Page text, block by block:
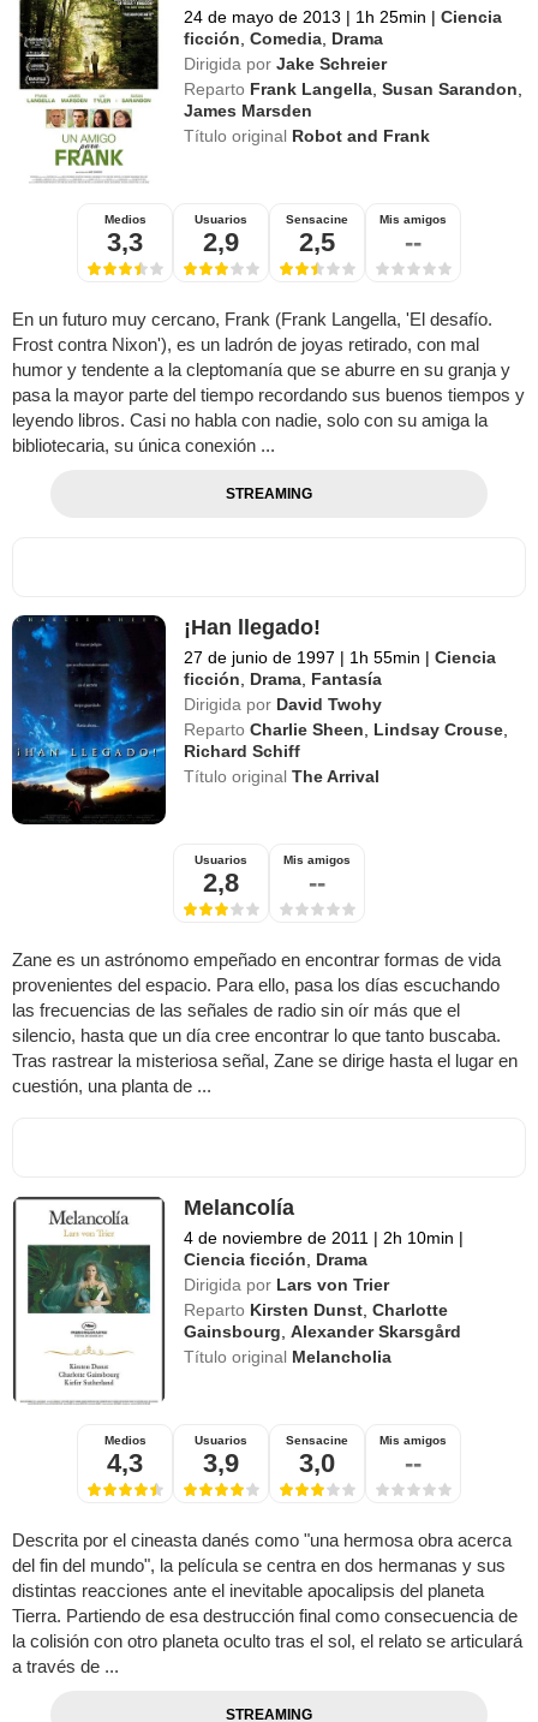
24 de mayo de 2013 | 1h 25min | Ciencia
ficción,Comedia, Drama
Dirigida por Jake Schreier
Reparto Frank Langella,Susan Sarandon,
James Marsden
Título original Robot and Frank
Medios
3,3
Usuarios
2,9
Sensacine
2,5
Mis amigos
--
En un futuro muy cercano, Frank (Frank Langella, 'El desafío.
Frost contra Nixon'), es un ladrón de joyas retirado, con mal
humor y tendente a la cleptomanía que se aburre en su granja y
pasa la mayor parte del tiempo recordando sus buenos tiempos y
leyendo libros. Casi no habla con nadie, solo con su amiga la
bibliotecaria, su única conexión ...
STREAMING
¡Han llegado!
27 de junio de 1997 | 1h 55min | Ciencia
ficción, Drama, Fantasía
Dirigida por David Twohy
Reparto Charlie Sheen, Lindsay Crouse,
Richard Schiff
Título originalThe Arrival
Usuarios
2,8
Mis amigos
--
Zane es un astrónomo empeñado en encontrar formas de vida
provenientes del espacio. Para ello, pasa los días escuchando
las frecuencias de las señales de radio sin oír más que el
silencio, hasta que un día cree encontrar lo que tanto buscaba.
Tras rastrear la misteriosa señal, Zane se dirige hasta el lugar en
cuestión, una planta de ...
Melancolía
4 de noviembre de 2011 | 2h 10min |
Ciencia ficción
Drama
Dirigida por Lars von Trier
Reparto Kirsten Dunst ,Charlotte
Gainsbourg ,Alexander Skarsgård
Título original Melancholia
Medios
4,3
Usuarios
3,9
Sensacine
3,0
Mis amigos
--
Descrita por el cineasta danés como "una hermosa obra acerca
del fin del mundo", la película se centra en dos hermanas y sus
distintas reacciones ante el inevitable apocalipsis del planeta
Tierra. Partiendo de esa destrucción final como consecuencia de
la colisión con otro planeta oculto tras el sol, el relato se articulará
a través de ...
STREAMING